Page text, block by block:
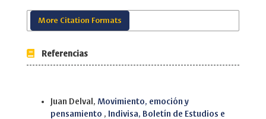
More Citation Formats
Referencias
Juan Delval, Movimiento, emoción y
pensamiento , Indivisa, Boletín de Estudios e